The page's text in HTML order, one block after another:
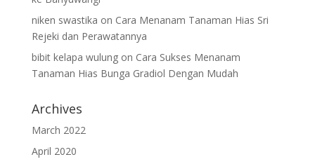
niken swastika on Cara Menanam Tanaman Hias Sri
Rejeki dan Perawatannya
bibit kelapa wulungon Cara Sukses Menanam
Tanaman Hias Bunga Gradiol Dengan Mudah
Archives
March 2022
April 2020